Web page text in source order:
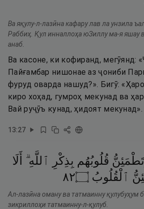
Ва яқулу-л-лазӣна кафару лав ла унзила
Раббиҳ. Қул инналлоҳа юЗиллу ма-я яшау
анаб.
Ва касоне, ки кофиранд, мегӯянд:
Пайғамбар нишонае аз ҷониби
фуруд оварда нашуд?». Бигӯ:
киро хоҳад, гумроҳ мекунад ва
Вай руҷӯъ кунад, ҳидоят мекунад».
13:27
قُلُوبُهُم بِذِكْرِ ٱللَّهِ ۗ
أَلَا
ٱلْقُلُوبُ ۝٢٨
Ал-лазӣна оману ва татмаинну қулубуҳум
зикриллоҳи татмаинну-л-қулуб.